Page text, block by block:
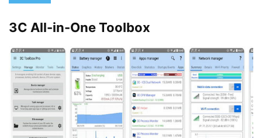
3C All-in-One Toolbox